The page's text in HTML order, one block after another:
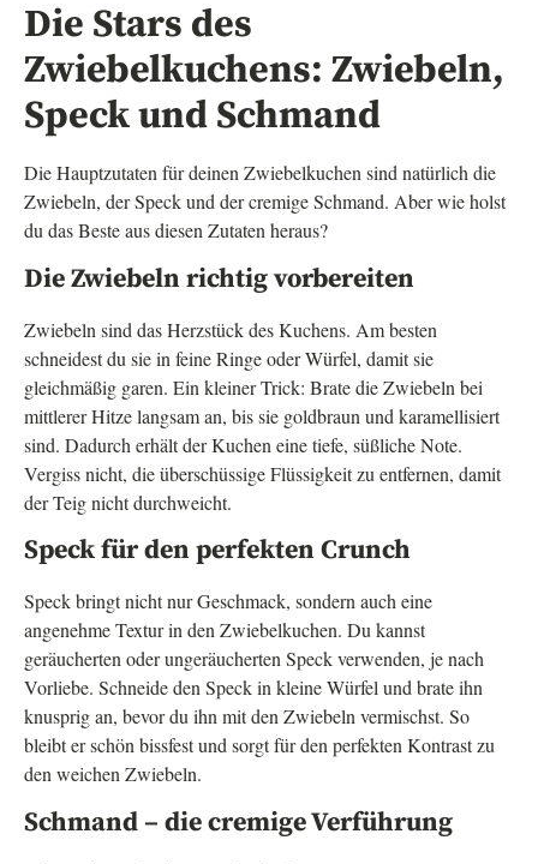
Die Stars des
Zwiebelkuchens: Zwiebeln,
Speck und Schmand
Die Hauptzutaten für deinen Zwiebelkuchen sind natürlich die
Zwiebeln, der Speck und der cremige Schmand. Aber wie holst
du das Beste aus diesen Zutaten heraus?
Die Zwiebeln richtig vorbereiten
Zwiebeln sind das Herzstück des Kuchens. Am besten
schneidest du sie in feine Ringe oder Würfel, damit sie
gleichmäßig garen. Ein kleiner Trick: Brate die Zwiebeln bei
mittlerer Hitze langsam an, bis sie goldbraun und karamellisiert
sind. Dadurch erhält der Kuchen eine tiefe, süßliche Note.
Vergiss nicht, die überschüssige Flüssigkeit zu entfernen, damit
der Teig nicht durchweicht.
Speck für den perfekten Crunch
Speck bringt nicht nur Geschmack, sondern auch eine
angenehme Textur in den Zwiebelkuchen. Du kannst
geräucherten oder ungeräucherten Speck verwenden, je nach
Vorliebe. Schneide den Speck in kleine Würfel und brate ihn
knusprig an, bevor du ihn mit den Zwiebeln vermischst. So
bleibt er schön bissfest und sorgt für den perfekten Kontrast zu
den weichen Zwiebeln.
Schmand – die cremige Verführung